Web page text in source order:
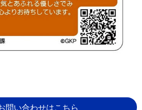
問い合わせはこちら